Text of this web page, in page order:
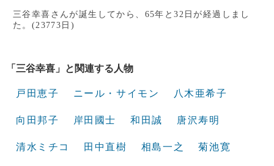
三谷幸喜さんが誕生してから、65年と32日が経過しまし
た。(23773日)
「三谷幸喜」と関連する人物
戸田恵子 ニール・サイモン 八木亜希子
向田邦子 岸田國士 和田誠 唐沢寿明
清水ミチコ 田中直樹 相島一之 菊池寛